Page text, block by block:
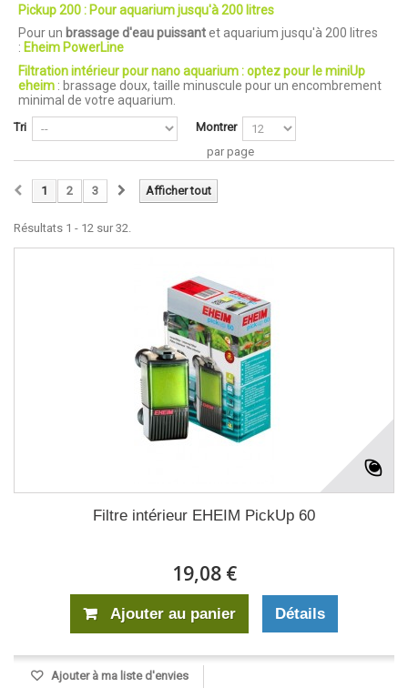
Pickup 200 : Pour aquarium jusqu'à 200 litres
Pour un brassage d'eau puissantet aquarium jusqu'à 200 litres
: Eheim PowerLine
Filtration intérieur pour nano aquarium : optez pour le miniUp
eheim : brassage doux, taille minuscule pour un encombrement
minimal de votre aquarium.
Tri
Montrer
par page
Afficher tout
1 2 3
Résultats 1 - 12 sur 32.
Filtre intérieur EHEIM PickUp 60
19,08 €
Ajouter au panier Détails
Ajouter à ma liste d'envies